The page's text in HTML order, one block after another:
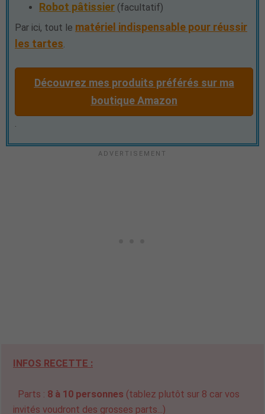
Robot pâtissier (facultatif)
Par ici, tout le matériel indispensable pour réussir
les tartes.
Découvrez mes produits préférés sur ma
boutique Amazon
.
INFOS RECETTE :
Parts : 8 à 10 personnes (tablez plutôt sur 8 car vos
invités voudront des grosses parts...)